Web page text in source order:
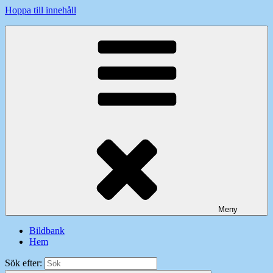
Hoppa till innehåll
Moderaterna i Stockholms stad och län
Meny
Bildbank
Hem
Sök efter: